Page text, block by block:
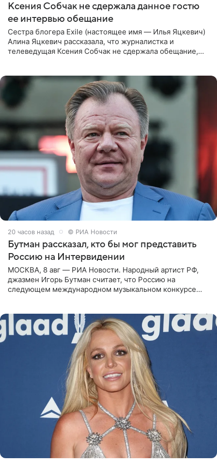
Ксения Собчак не сдержала данное гостю
ее интервью обещание
Сестра блогера Exile (настоящее имя — Илья Яцкевич)
Алина Яцкевич рассказала, что журналистка и
телеведущая Ксения Собчак не сдержала обещание,
20 часов назад © РИА Новости
Бутман рассказал, кто бы мог представить
Россию на Интервидении
МОСКВА, 8 авг — РИА Новости. Народный артист РФ,
джазмен Игорь Бутман считает, что Россию на
следующем международном музыкальном конкурсе